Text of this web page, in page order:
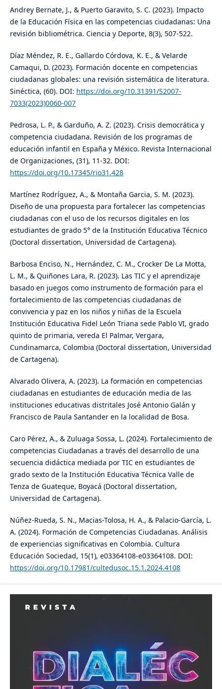
Andrey Bernate, J., & Puerto Garavito, S. C. (2023). Impacto
de la Educación Física en las competencias ciudadanas: Una
revisión bibliométrica. Ciencia y Deporte, 8(3), 507-522.
Díaz Méndez, R. E., Gallardo Córdova, K. E., & Velarde
Camaqui, D. (2023). Formación docente en competencias
ciudadanas globales: una revisión sistemática de literatura.
Sinéctica, (60). DOI: https://doi.org/10.31391/S2007-
7033(2023)0060-007
Pedrosa, L. P., & Garduño, A. Z. (2023). Crisis democrática y
competencia ciudadana. Revisión de los programas de
educación infantil en España y México. Revista Internacional
de Organizaciones, (31), 11-32. DOI:
https://doi.org/10.17345/rio31.428
Martínez Rodríguez, A., & Montaña Garcia, S. M. (2023).
Diseño de una propuesta para fortalecer las competencias
ciudadanas con el uso de los recursos digitales en los
estudiantes de grado 5° de la Institución Educativa Técnico
(Doctoral dissertation, Universidad de Cartagena).
Barbosa Enciso, N., Hernández, C. M., Crocker De La Motta,
L. M., & Quiñones Lara, R. (2023). Las TIC y el aprendizaje
basado en juegos como instrumento de formación para el
fortalecimiento de las competencias ciudadanas de
convivencia y paz en los niños y niñas de la Escuela
Institución Educativa Fidel León Triana sede Pablo VI, grado
quinto de primaria, vereda El Palmar, Vergara,
Cundinamarca, Colombia (Doctoral dissertation, Universidad
de Cartagena).
Alvarado Olivera, A. (2023). La formación en competencias
ciudadanas en estudiantes de educación media de las
instituciones educativas distritales José Antonio Galán y
Francisco de Paula Santander en la localidad de Bosa.
Caro Pérez, A., & Zuluaga Sossa, L. (2024). Fortalecimiento de
competencias Ciudadanas a través del desarrollo de una
secuencia didáctica mediada por TIC en estudiantes de
grado sexto de la Institución Educativa Técnica Valle de
Tenza de Guateque, Boyacá (Doctoral dissertation,
Universidad de Cartagena).
Núñez-Rueda, S. N., Macias-Tolosa, H. A., & Palacio-García, L.
A. (2024). Formación de Competencias Ciudadanas. Análisis
de experiencias significativas en Colombia. Cultura
Educación Sociedad, 15(1), e03364108-e03364108. DOI:
https://doi.org/10.17981/cultedusoc.15.1.2024.4108